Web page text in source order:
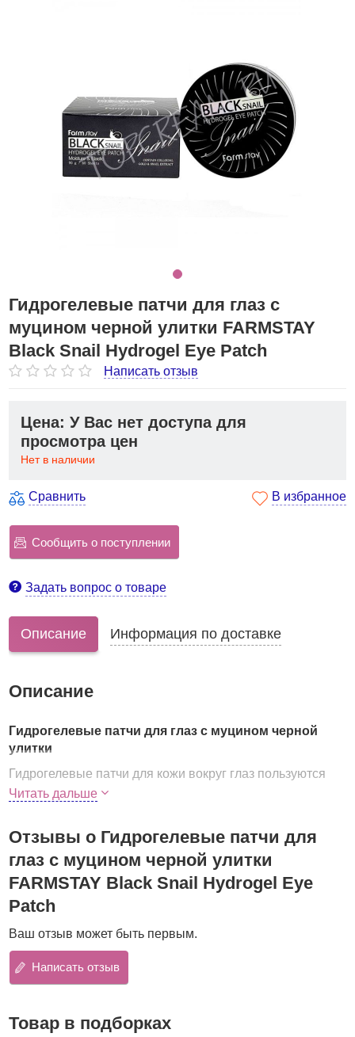
Гидрогелевые патчи для глаз с
муцином черной улитки FARMSTAY
Black Snail Hydrogel Eye Patch
Написать отзыв
Цена: У Вас нет доступа для
просмотра цен
Нет в наличии
Сравнить В избранное
Сообщить о поступлении
Задать вопрос о товаре
Описание Информация по доставке
Описание
Гидрогелевые патчи для глаз с муцином черной
улитки
Гидрогелевые патчи для кожи вокруг глаз пользуются
всё большей популярностью. Небольшие «полумесяцы»
применяться для курсового ухода.
Патчи выполнены из гидрогеля, плотно прилегают к
коже и создают так называемый «парниковый эффект»,
благодаря чему на протяжении всего времени
влагой и питательными компонентами.
В составе патчей улиточный муцин, а также комплекс
антивозрастных компонентов.
воздействие на кожу, так как стимулирует активность
Читать дальше
Отзывы о Гидрогелевые патчи для
глаз с муцином черной улитки
FARMSTAY Black Snail Hydrogel Eye
Patch
Ваш отзыв может быть первым.
Написать отзыв
Товар в подборках